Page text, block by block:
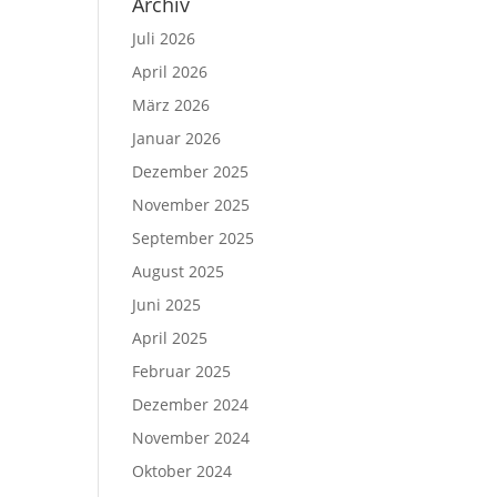
Juli 2026
April 2026
März 2026
Januar 2026
Dezember 2025
November 2025
September 2025
August 2025
Juni 2025
April 2025
Februar 2025
Dezember 2024
November 2024
Oktober 2024